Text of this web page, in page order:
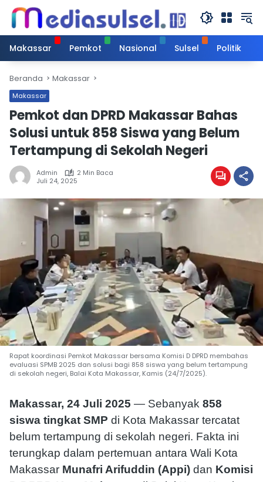
Langsung
konten
Makassar
Pemkot Nasional Sulsel Politik
Beranda Makassar
Makassar
Pemkot dan DPRD Makassar Bahas
Solusi untuk 858 Siswa yang Belum
Tertampung di Sekolah Negeri
Admin
2 Min Baca
Juli 24, 2025
Rapat koordinasi Pemkot Makassar bersama Komisi D DPRD membahas
evaluasi SPMB 2025 dan solusi bagi 858 siswa yang belum tertampung
di sekolah negeri, Balai Kota Makassar, Kamis (24/7/2025).
Makassar, 24 Juli 2025 — Sebanyak 858
siswa tingkat SMP di Kota Makassar tercatat
belum tertampung di sekolah negeri. Fakta ini
terungkap dalam pertemuan antara Wali Kota
Makassar Munafri Arifuddin (Appi) dan Komisi